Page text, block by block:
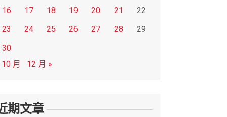
16
17 18 19 20 21
22
23
24 25 26 27 28
29
30
月
12 月 »
期文章